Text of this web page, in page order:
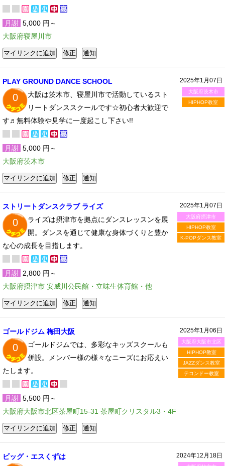
月謝 5,000 円～
大阪府寝屋川市
2025年1月07日
大阪府茨木市
HIPHOP教室
PLAY GROUND DANCE SCHOOL
0
大阪は茨木市、寝屋川市で活動しているスト
リートダンススクールです☆初心者大歓迎で
す♬無料体験や見学に一度起こし下さい!!
月謝 5,000 円～
大阪府茨木市
2025年1月07日
大阪府摂津市
HIPHOP教室
K-POPダンス教室
ストリートダンスクラブ ライズ
0
ライズは摂津市を拠点にダンスレッスンを展
開。ダンスを通じて健康な身体づくりと豊か
な心の成長を目指します。
月謝 2,800 円～
大阪府摂津市 安威川公民館・立味生体育館・他
2025年1月06日
大阪府大阪市北区
HIPHOP教室
JAZZダンス教室
テコンドー教室
ゴールドジム 梅田大阪
0
ゴールドジムでは、多彩なキッズスクールも
併設。メンバー様の様々なニーズにお応えい
たします。
月謝 5,500 円～
大阪府大阪市北区茶屋町15-31 茶屋町クリスタル3・4F
2024年12月18日
ビッグ・エスくずは